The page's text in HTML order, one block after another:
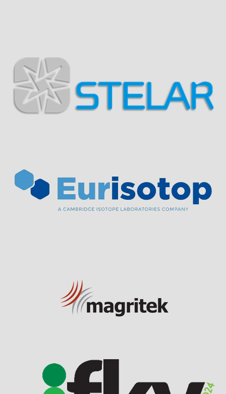
Visit Sponsor Page
Visit Sponsor Page
Visit Sponsor Page